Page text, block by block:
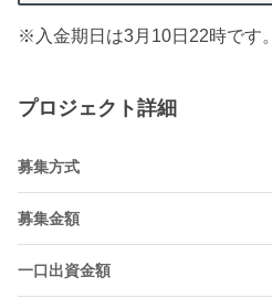
※入金期日は3月10日22時です。
プロジェクト詳細
募集方式
募集金額
一口出資金額